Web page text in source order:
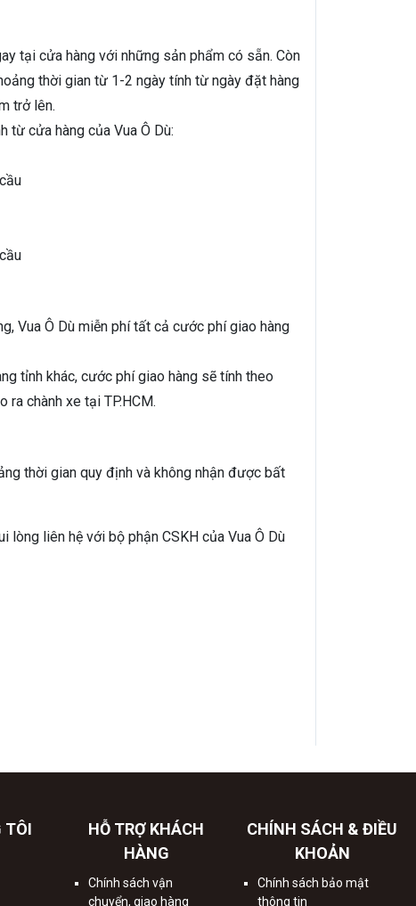
tại cửa hàng với những sản phẩm có sẵn. Còn
thời gian từ 1-2 ngày tính từ ngày đặt hàng
trở lên.
từ cửa hàng của Vua Ô Dù:
Vua Ô Dù miễn phí tất cả cước phí giao hàng
tỉnh khác, cước phí giao hàng sẽ tính theo
ra chành xe tại TP.HCM.
thời gian quy định và không nhận được bất
lòng liên hệ với bộ phận CSKH của Vua Ô Dù
TÔI
HỖ TRỢ KHÁCH
HÀNG
Chính sách vận
chuyển, giao hàng
CHÍNH SÁCH & ĐIỀU
KHOẢN
Chính sách bảo mật
thông tin